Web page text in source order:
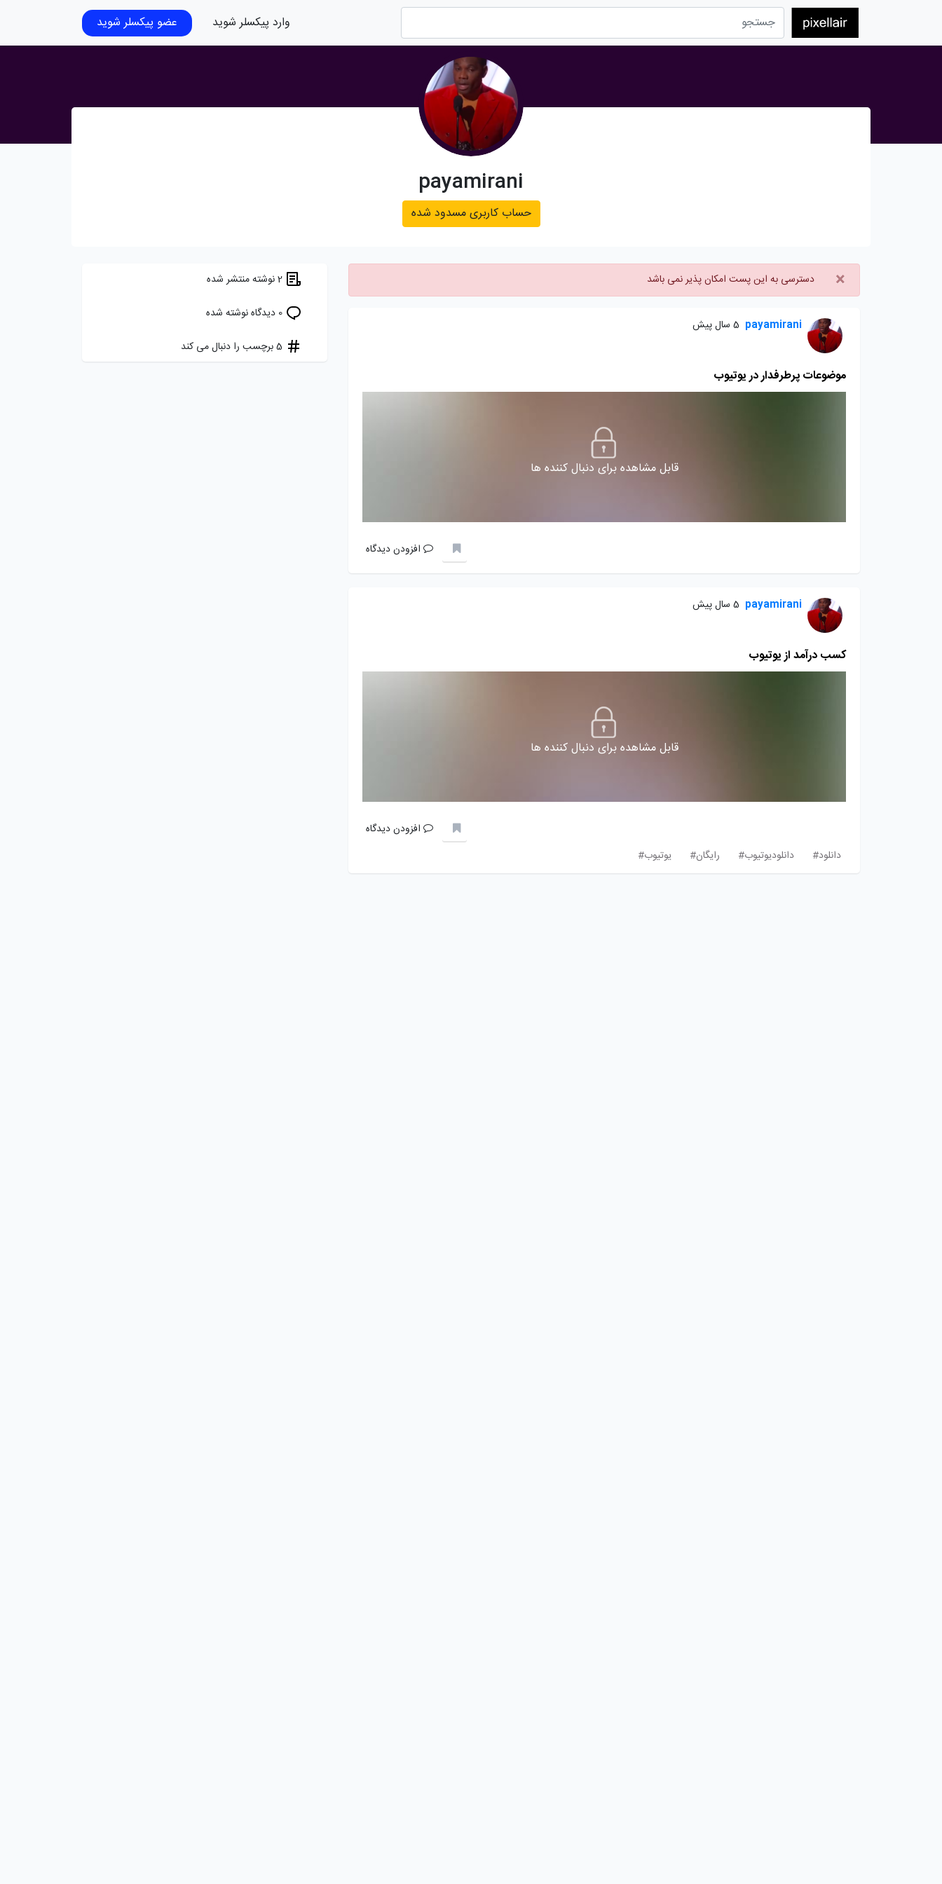
وارد پیکسلر شوید عضو پیکسلر شوید
payamirani
حساب کاربری مسدود شده
× دسترسی به این پست امکان پذیر نمی باشد
payamirani 5 سال پیش
موضوعات پرطرفدار در یوتیوب
قابل مشاهده برای دنبال کننده ها
افزودن دیدگاه
payamirani 5 سال پیش
کسب درآمد از یوتیوب
قابل مشاهده برای دنبال کننده ها
افزودن دیدگاه
دانلود#
دانلودیوتیوب# رایگان# یوتیوب#